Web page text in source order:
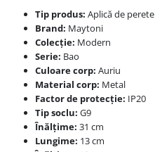
Tip produs: Aplică de perete
Brand: Maytoni
Colecție: Modern
Serie: Bao
Culoare corp: Auriu
Material corp: Metal
Factor de protecție: IP20
Tip soclu: G9
Înălțime: 31 cm
Lungime: 13 cm